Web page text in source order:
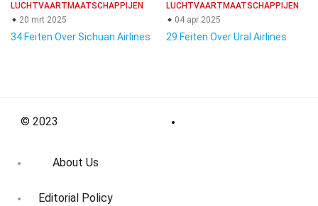
LUCHTVAARTMAATSCHAPPIJEN
20 mrt 2025
34 Feiten Over Sichuan Airlines
LUCHTVAARTMAATSCHAPPIJEN
04 apr 2025
29 Feiten Over Ural Airlines
© 2023
About Us
Editorial Policy